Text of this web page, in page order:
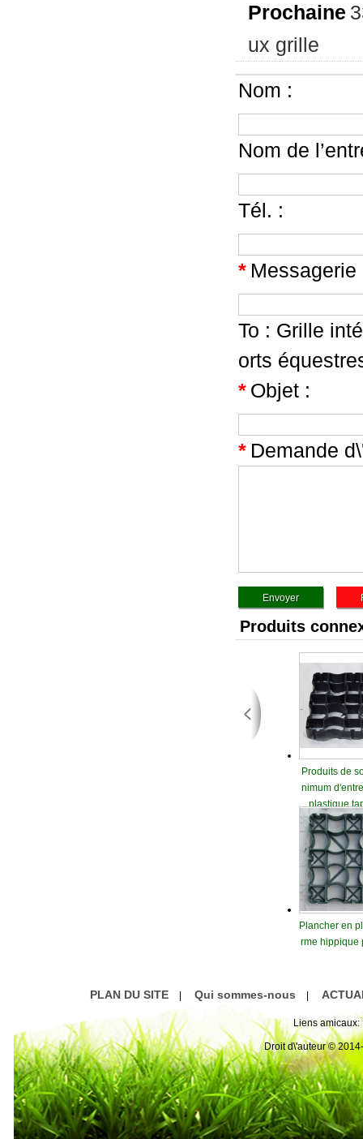
Prochaine
ux grille
Nom :
Nom de
Tél. :
* Messagerie
To : Grille
orts
* Objet :
* Demande
Produits
Produits de
nimum
plastique
Plancher en
rme hippique
PLAN DU SITE Qui sommes-nous
Liens amicaux:
Droit d\'auteur ©